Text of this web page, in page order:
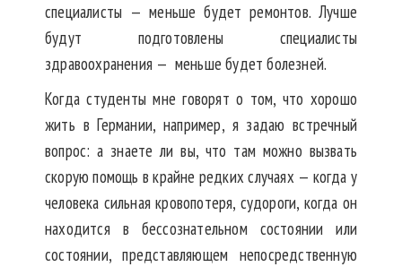
специалисты — меньше будет ремонтов. Лучше
будут подготовлены специалисты
здравоохранения — меньше будет болезней.
Когда студенты мне говорят о том, что хорошо
жить в Германии, например, я задаю встречный
вопрос: а знаете ли вы, что там можно вызвать
скорую помощь в крайне редких случаях — когда у
человека сильная кровопотеря, судороги, когда он
находится в бессознательном состоянии или
состоянии, представляющем непосредственную